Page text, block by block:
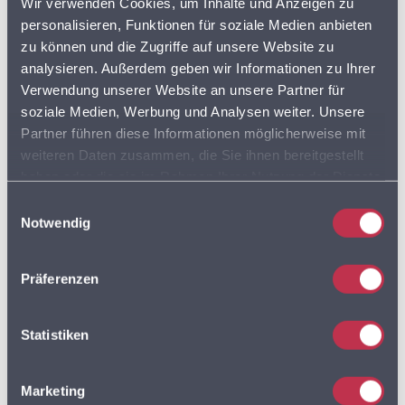
personalisieren, Funktionen für soziale Medien anbieten
zu können und die Zugriffe auf unsere Website zu
analysieren. Außerdem geben wir Informationen zu Ihrer
Verwendung unserer Website an unsere Partner für
soziale Medien, Werbung und Analysen weiter. Unsere
Partner führen diese Informationen möglicherweise mit
weiteren Daten zusammen, die Sie ihnen bereitgestellt
Cookies, wenn Sie unsere Webseite weiterhin nutzen.
Notwendig
Präferenzen
Statistiken
Marketing
DISCOUNTER FLOTTENPLANUNG
LEBENSMITTELDATEN
LEBENSMITTELEINZELHANDEL
LEBENSMITTELHANDEL LIEFERDIENSTE